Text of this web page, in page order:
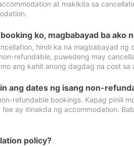
at makikita sa
ko, magbabayad ba ako
hindi ka na magbabayad ng
refundable, puwedeng may
ang kahit anong dagdag na cost sa
ang dates ng isang non-
refundable bookings. Kapag pinili
ay itinakda ng accommodation.
policy?